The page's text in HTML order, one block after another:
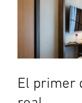
El primer